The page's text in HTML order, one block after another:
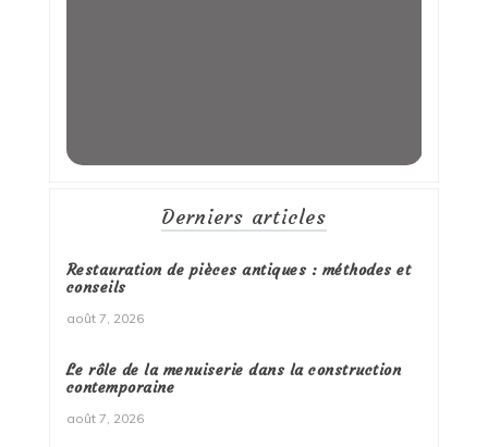
Derniers articles
Restauration de pièces antiques : méthodes et
conseils
août 7, 2026
Le rôle de la menuiserie dans la construction
contemporaine
août 7, 2026